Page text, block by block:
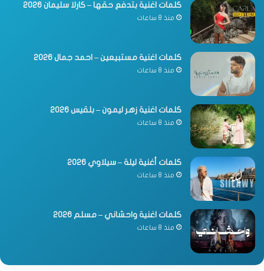
كلمات اغنية بتدفع حقها – كارلا سليمان 2026
منذ 8 ساعات
كلمات اغنية مستبيعين – احمد جمال 2026
منذ 8 ساعات
كلمات اغنية زهر ليمون – بلقيس 2026
منذ 8 ساعات
كلمات أغنية ليلة – سيلاوي 2026
منذ 8 ساعات
كلمات اغنية واحشاني – مسلم 2026
منذ 8 ساعات